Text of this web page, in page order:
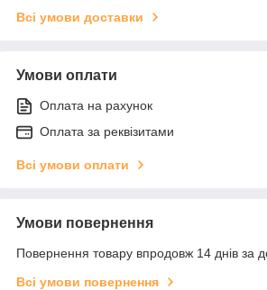
Всі умови доставки
Умови оплати
Оплата на рахунок
Оплата за реквізитами
Всі умови оплати
Умови повернення
Повернення товару впродовж 14 днів за
Всі умови повернення